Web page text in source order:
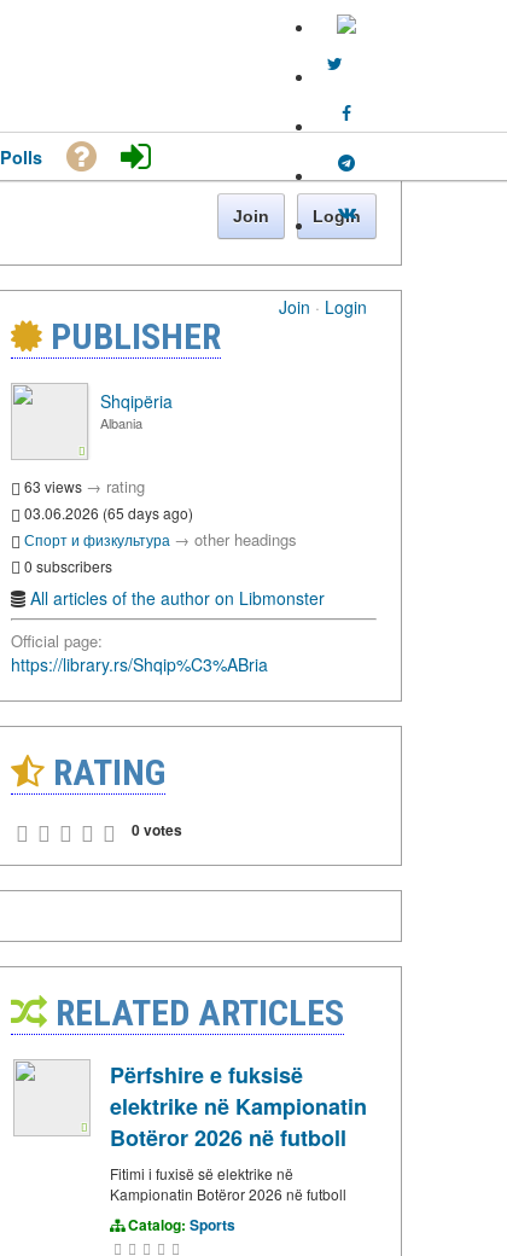
Join · Login
Polls
Join Login
PUBLISHER
Shqipëria
Albania
63 views → rating
03.06.2026 (65 days ago)
Спорт и физкультура → other headings
0 subscribers
All articles of the author on Libmonster
Official page:
https://library.rs/Shqip%C3%ABria
RATING
0 votes
RELATED ARTICLES
Përfshire e fuksisë
elektrike në Kampionatin
Botëror 2026 në futboll
Fitimi i fuxisë së elektrike në
Kampionatin Botëror 2026 në futboll
Catalog: Sports